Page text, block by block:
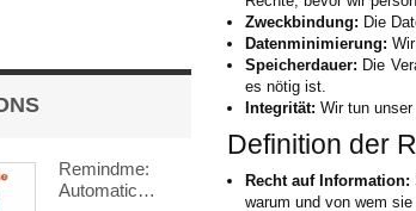
Remindme:
Automatic
Zweckbindung: Die
Datenminimierung:
Speicherdauer: Die
es nötig ist.
Integrität: Wir tun
Definition der
Recht auf Information:
warum und von wem